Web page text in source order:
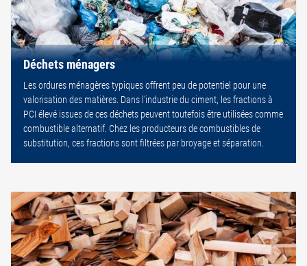
Déchets ménagers
Les ordures ménagères typiques offrent peu de potentiel pour une
valorisation des matières. Dans l’industrie du ciment, les fractions à
PCI élevé issues de ces déchets peuvent toutefois être utilisées comme
combustible alternatif. Chez les producteurs de combustibles de
substitution, ces fractions sont filtrées par broyage et séparation.